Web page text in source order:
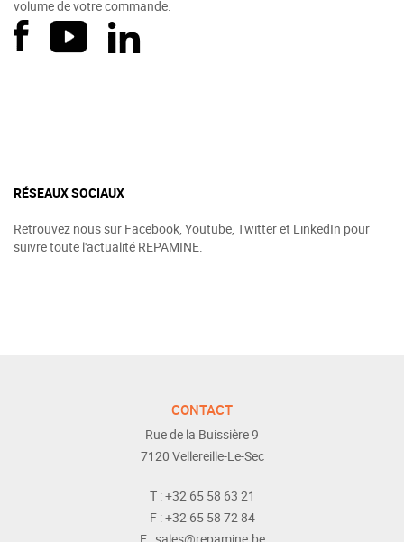
volume de votre commande.
RÉSEAUX SOCIAUX
Retrouvez nous sur Facebook, Youtube, Twitter et LinkedIn pour
suivre toute l'actualité REPAMINE.
CONTACT
Rue de la Buissière 9
7120 Vellereille-Le-Sec
T :+32 65 58 63 21
F :+32 65 58 72 84